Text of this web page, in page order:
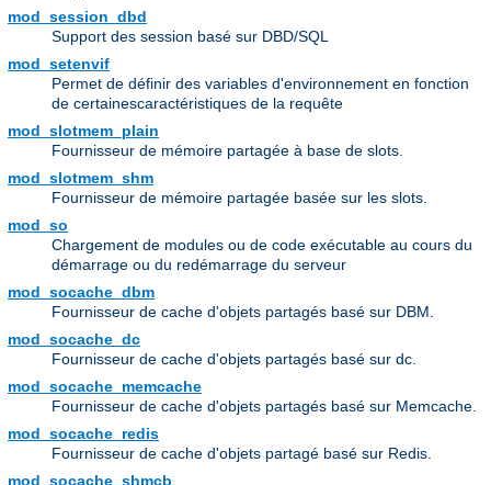
mod_session_dbd
Support des session basé sur DBD/SQL
mod_setenvif
Permet de définir des variables d'environnement en fonction
de certainescaractéristiques de la requête
mod_slotmem_plain
Fournisseur de mémoire partagée à base de slots.
mod_slotmem_shm
Fournisseur de mémoire partagée basée sur les slots.
mod_so
Chargement de modules ou de code exécutable au cours du
démarrage ou du redémarrage du serveur
mod_socache_dbm
Fournisseur de cache d'objets partagés basé sur DBM.
mod_socache_dc
Fournisseur de cache d'objets partagés basé sur dc.
mod_socache_memcache
Fournisseur de cache d'objets partagés basé sur Memcache.
mod_socache_redis
Fournisseur de cache d'objets partagé basé sur Redis.
mod_socache_shmcb